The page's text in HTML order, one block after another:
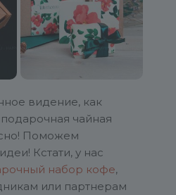
видение, как
чайная
Поможем
Кстати, у нас
набор кофе,
или партнерам